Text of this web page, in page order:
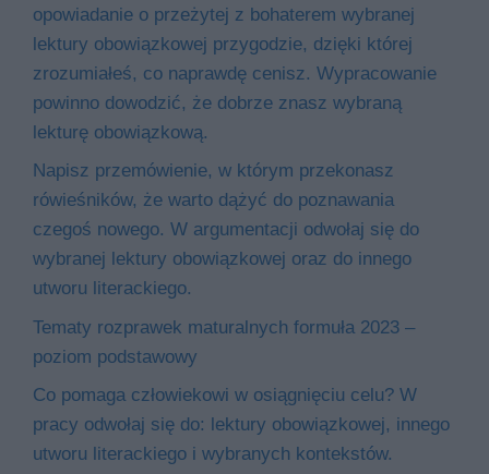
opowiadanie o przeżytej z bohaterem wybranej
lektury obowiązkowej przygodzie, dzięki której
zrozumiałeś, co naprawdę cenisz. Wypracowanie
powinno dowodzić, że dobrze znasz wybraną
lekturę obowiązkową.
Napisz przemówienie, w którym przekonasz
rówieśników, że warto dążyć do poznawania
czegoś nowego. W argumentacji odwołaj się do
wybranej lektury obowiązkowej oraz do innego
utworu literackiego.
Tematy rozprawek maturalnych formuła 2023 –
poziom podstawowy
Co pomaga człowiekowi w osiągnięciu celu? W
pracy odwołaj się do: lektury obowiązkowej, innego
utworu literackiego i wybranych kontekstów.